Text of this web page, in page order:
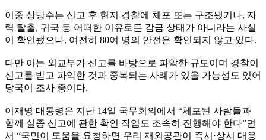
이중 상당수는 신고 후 현지 경찰에 체포 또는 구조됐거나, 자
력 탈출, 귀국 등 어떠한 이유로든 감금 상태가 아니라는 사실
이 확인됐으나, 여전히 80여 명의 안전은 확인되지 않고 있다.
다만 이는 외교부가 신고를 바탕으로 파악한 규모이며 경찰이
신고를 받고 파악한 것과 중복되는 사례가 있을 가능성도 있어
당국이 조사 중이다.
이재명 대통령은 지난 14일 국무회의에서 “체포된 사람들과
함께 실종 신고에 관한 확인 작업도 조속히 진행해야 한다”면
서 “국민이 도움을 요청하면 우리 재외공관이 즉시·상시 대응